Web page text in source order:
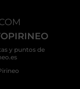
y puntos de